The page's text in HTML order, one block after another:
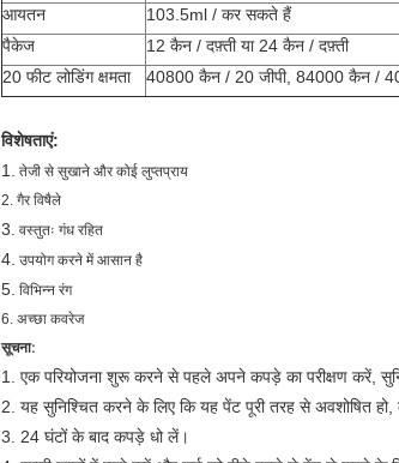
आयतन
103.5ml / कर सकते हैं
पैकेज
12 कैन / दफ़्ती या 24 कैन / दफ़्ती
20 फीट लोडिंग क्षमता
40800 कैन / 20 जीपी, 84000 कैन /
विशेषताएं:
1.
तेजी से सुखाने और कोई लुप्तप्राय
2. गैर विषैले
3. वस्तुतः गंध रहित
4. उपयोग करने में आसान है
5. विभिन्न रंग
6. अच्छा कवरेज
सूचना:
1. एक परियोजना शुरू करने से पहले अपने कपड़े का परीक्षण करें,
2. यह सुनिश्चित करने के लिए कि यह पेंट पूरी तरह से अवशोषित
3. 24 घंटों के बाद कपड़े धो लें।